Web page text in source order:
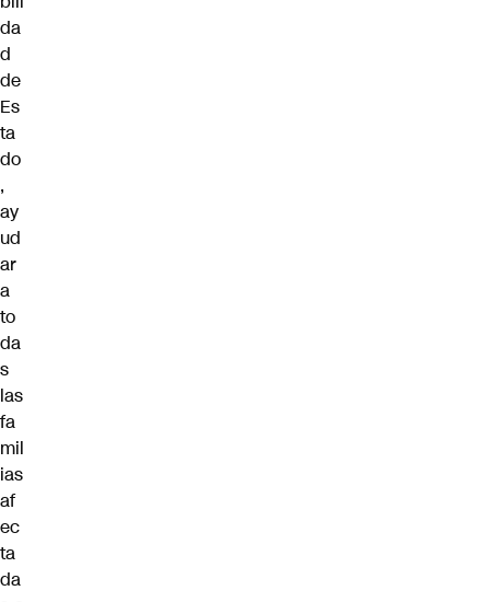
da
d
de
Es
ta
do
,
ay
ud
ar
a
to
da
s
las
fa
mil
ias
af
ec
ta
da